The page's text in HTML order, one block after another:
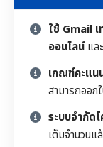
ใช้ Gmail เ
ออนไลน์แล
เกณฑ์คะแน
สามารถออก
ระบบจำกัด
เต็มจำนวนแ